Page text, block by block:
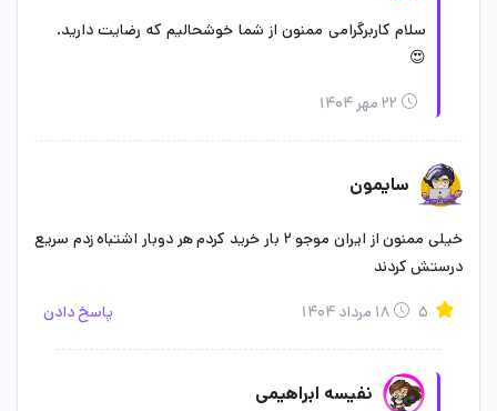
سلام کاربرگرامی ممنون از شما خوشحالیم که رضایت دارید.
😍
۲۲ مهر ۱۴۰۴
سایمون
خیلی ممنون از ایران موجو ۲ بار خرید کردم هر دوبار اشتباه زدم سریع
درستش کردند
۱۸ مرداد ۱۴۰۴ پاسخ دادن
نفیسه ابراهیمی